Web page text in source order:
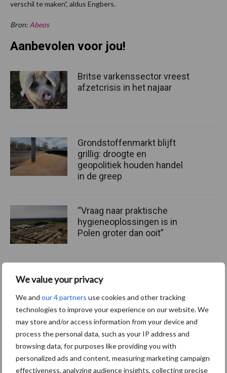
We value your privacy
We and our 4 partners use cookies and other tracking
technologies to improve your experience on our website. We
may store and/or access information from your device and
process the personal data, such as your IP address and
browsing data, for purposes like providing you with
personalized ads and content, measuring marketing campaign
effectiveness, analyzing audience insights, collecting precise
verschil te maken”, aldus Engbers.
Bron: Abeos
Aanbevolen voor jou!
Britse varkenssector vreest
afzetcrisis in het najaar
Grondstoffenmarkt blijft
grillig: droogte en
geopolitiek houden handel
in de greep
“Vraag naar praktische
hygieneoplossingen is in
Polen groter dan ooit”
Diergezondheid Fokkerij Huisvesting